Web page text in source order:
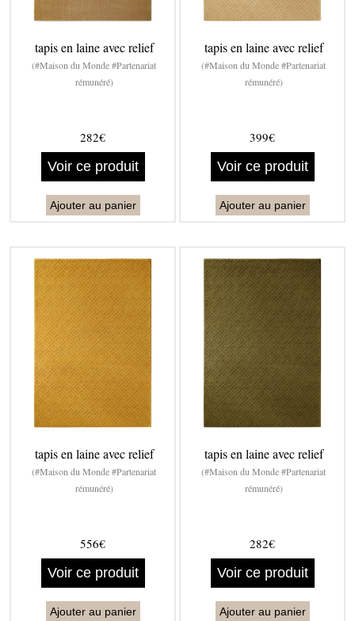
tapis en laine avec relief
(#Maison du Monde #Partenariat
rémunéré)
282€
Voir ce produit
Ajouter au panier
tapis en laine avec relief
(#Maison du Monde #Partenariat
rémunéré)
399€
Voir ce produit
Ajouter au panier
tapis en laine avec relief
(#Maison du Monde #Partenariat
rémunéré)
556€
Voir ce produit
Ajouter au panier
tapis en laine avec relief
(#Maison du Monde #Partenariat
rémunéré)
282€
Voir ce produit
Ajouter au panier